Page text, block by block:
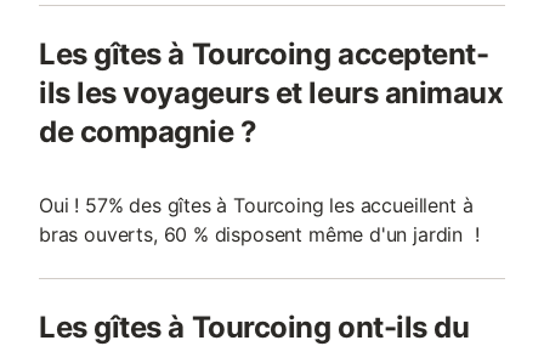
Les gîtes à Tourcoing acceptent-
ils les voyageurs et leurs animaux
de compagnie ?
Oui ! 57% des gîtes à Tourcoing les accueillent à
bras ouverts, 60 % disposent même d'un jardin !
Les gîtes à Tourcoing ont-ils du